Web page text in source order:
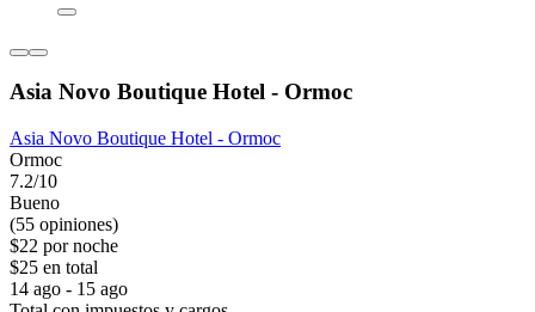
Asia Novo Boutique Hotel - Ormoc
Asia Novo Boutique Hotel - Ormoc
Ormoc
7.2/10
Bueno
(55 opiniones)
$22 por noche
$25 en total
14 ago - 15 ago